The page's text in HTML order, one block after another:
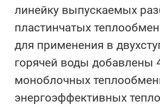
линейку выпускаемых
пластинчатых
для применения в
горячей воды добавлены
моноблочных
энергоэффективных